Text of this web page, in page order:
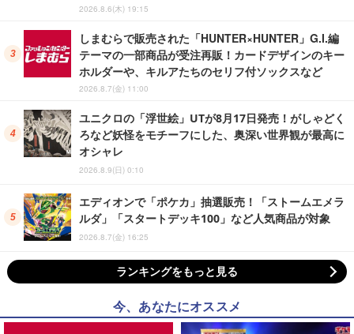
2026.8.6(木) 19:15
しまむらで販売された「HUNTER×HUNTER」G.I.編
テーマの一部商品が受注再販！カードデザインのキー
ホルダーや、キルアたちのセリフ付ソックスなど
2026.8.7(金) 11:00
ユニクロの「浮世絵」UTが8月17日発売！がしゃどく
ろなど妖怪をモチーフにした、奥深い世界観が最高に
オシャレ
2026.8.9(日) 0:10
エディオンで「ポケカ」抽選販売！「ストームエメラ
ルダ」「スタートデッキ100」など人気商品が対象
2026.8.7(金) 16:25
ランキングをもっと見る
今、あなたにオススメ